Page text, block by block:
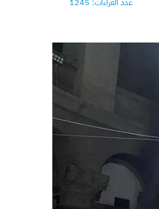
عدد القراءات: 1245